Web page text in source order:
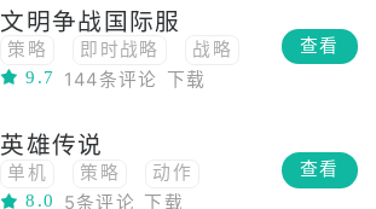
回合制
射击
坦克
军事
文明争战国际服
策略 即时战略
战略
9.7
144条评论 下载
查看
英雄传说
单机 策略
动作
即时战略
角色扮演
8.0 5条评论 下载
查看